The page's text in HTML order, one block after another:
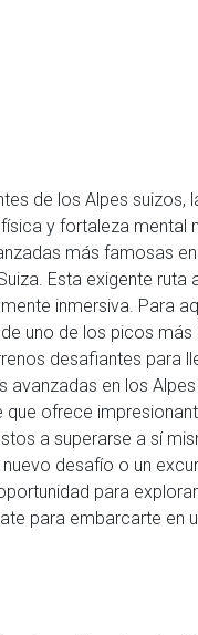
de los Alpes suizos,
y fortaleza mental
más famosas
Esta exigente ruta
inmersiva. Para
uno de los picos
desafiantes para
avanzadas en los
que ofrece
a superarse a sí
desafío o un
para
para embarcarte en